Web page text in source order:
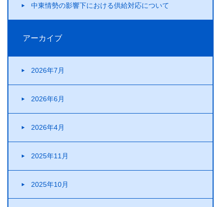
中東情勢の影響下における供給対応について
アーカイブ
2026年7月
2026年6月
2026年4月
2025年11月
2025年10月